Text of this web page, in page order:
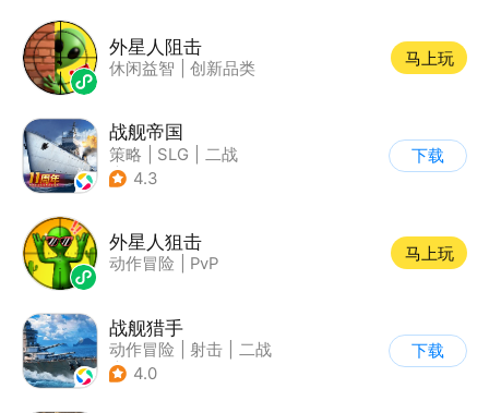
外星人阻击
休闲益智 创新品类
马上玩
战舰帝国
策略 SLG
二战
| 写实
4.3
下载
外星人狙击
动作冒险 PvP
马上玩
战舰猎手
动作冒险 射击
二战
| 战术竞技
4.0
下载